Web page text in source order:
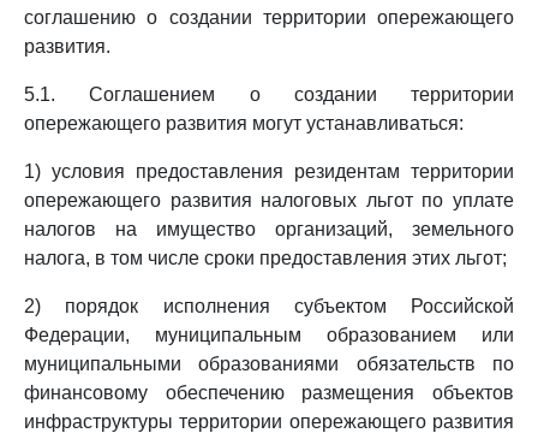
соглашению о создании территории опережающего
развития.
5.1. Соглашением о создании территории
опережающего развития могут устанавливаться:
1) условия предоставления резидентам территории
опережающего развития налоговых льгот по уплате
налогов на имущество организаций, земельного
налога, в том числе сроки предоставления этих льгот;
2) порядок исполнения субъектом Российской
Федерации, муниципальным образованием или
муниципальными образованиями обязательств по
финансовому обеспечению размещения объектов
инфраструктуры территории опережающего развития